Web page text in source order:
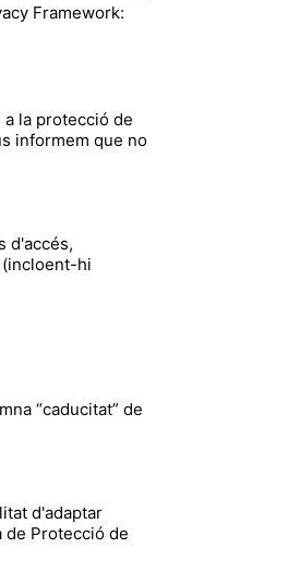
Framework:
la protecció de
informem que no
d'accés,
hi
“caducitat” de
d'adaptar
de Protecció de